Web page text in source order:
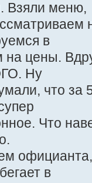
Взяли меню,
в
на цены.
Ну
что за
Что
в